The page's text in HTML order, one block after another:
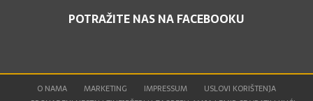
POTRAŽITE NAS NA FACEBOOKU
O NAMA MARKETING IMPRESSUM
USLOVI KORIŠTENJA